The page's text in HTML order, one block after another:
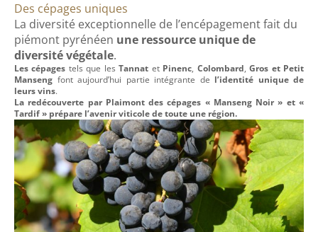
Des cépages uniques
La diversité exceptionnelle de l’encépagement fait du
piémont pyrénéen une ressource unique de
diversité végétale.
Les cépages tels que lesTannat et Pinenc, Colombard,Gros et Petit
Manseng font aujourd’hui partie intégrante de l’identité unique de
leurs vins.
La redécouverte par Plaimont des cépages « Manseng Noir » et «
Tardif » prépare l’avenir viticole de toute une région.